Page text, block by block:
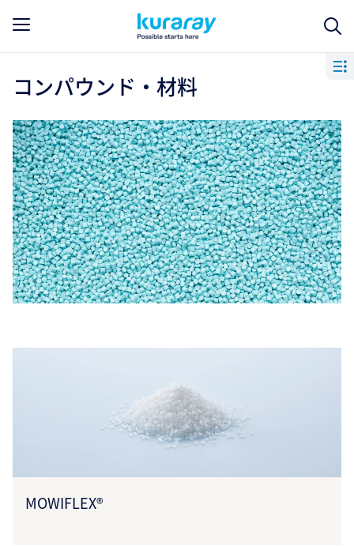
コンパウンド・材料
MOWIFLEX®